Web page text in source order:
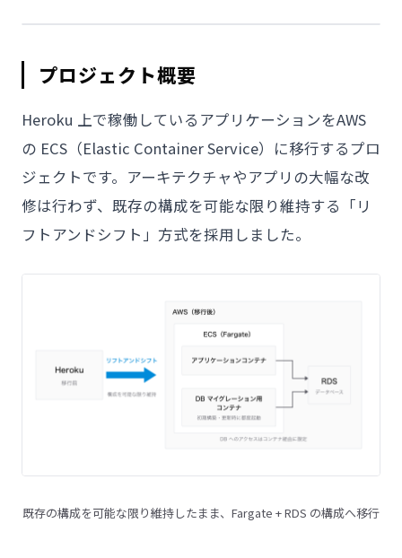
プロジェクト概要
Heroku 上で稼働しているアプリケーションをAWS
の ECS（Elastic Container Service）に移行するプロ
ジェクトです。アーキテクチャやアプリの大幅な改
修は行わず、既存の構成を可能な限り維持する「リ
フトアンドシフト」方式を採用しました。
既存の構成を可能な限り維持したまま、Fargate + RDS の構成へ移行